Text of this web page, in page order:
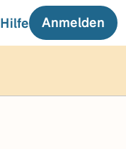
Hilfe Anmelden